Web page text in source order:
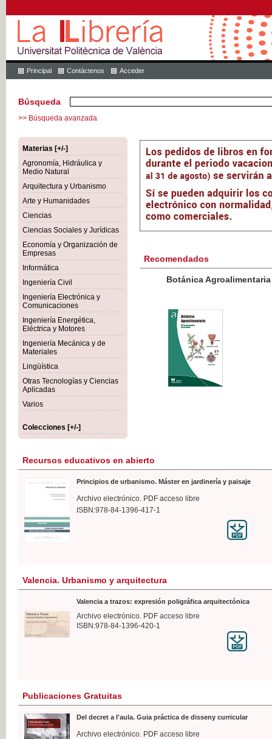
Principal Contáctenos Acceder
Búsqueda
>> Búsqueda avanzada
Materias [+/-]
Agronomía, Hidráulica y
Medio Natural
Arquitectura y Urbanismo
Arte y Humanidades
Ciencias
Ciencias Sociales y Jurídicas
Economía y Organización de
Empresas
Informática
Ingeniería Civil
Ingeniería Electrónica y
Comunicaciones
Ingeniería Energética,
Eléctrica y Motores
Ingeniería Mecánica y de
Materiales
Lingüística
Otras Tecnologías y Ciencias
Aplicadas
Varios
Colecciones [+/-]
Recomendados
Botánica Agroalimentaria
Recursos educativos en abierto
Principios de urbanismo. Máster en jardinería y paisaje
Archivo electrónico. PDF acceso libre
ISBN:978-84-1396-417-1
Valencia. Urbanismo y arquitectura
Valencia a trazos: expresión poligráfica arquitectónica
Archivo electrónico. PDF acceso libre
ISBN:978-84-1396-420-1
Publicaciones Gratuitas
Del decret a l'aula. Guia práctica de disseny curricular
Archivo electrónico. PDF acceso libre